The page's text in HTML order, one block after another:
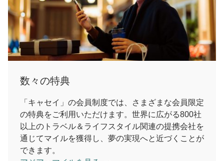
数々の特典
「キャセイ」の会員制度では、さまざまな会員限定
の特典をご利用いただけます。世界に広がる800社
以上のトラベル＆ライフスタイル関連の提携会社を
通じてマイルを獲得し、夢の実現へと近づくことが
できます。